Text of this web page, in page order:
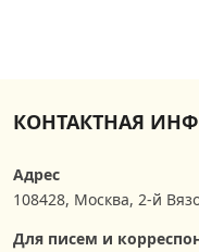
КОНТАКТНАЯ
Адрес
108428, Москва, 2-й
Для писем и